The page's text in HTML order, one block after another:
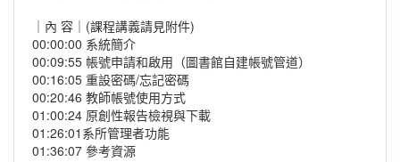
｜內 容｜(課程講義請見附件)
00:00:00 系統簡介
00:09:55 帳號申請和啟用（圖書館自建帳號管道）
00:16:05 重設密碼/忘記密碼
00:20:46 教師帳號使用方式
01:00:24 原創性報告檢視與下載
01:26:01系所管理者功能
01:36:07 參考資源